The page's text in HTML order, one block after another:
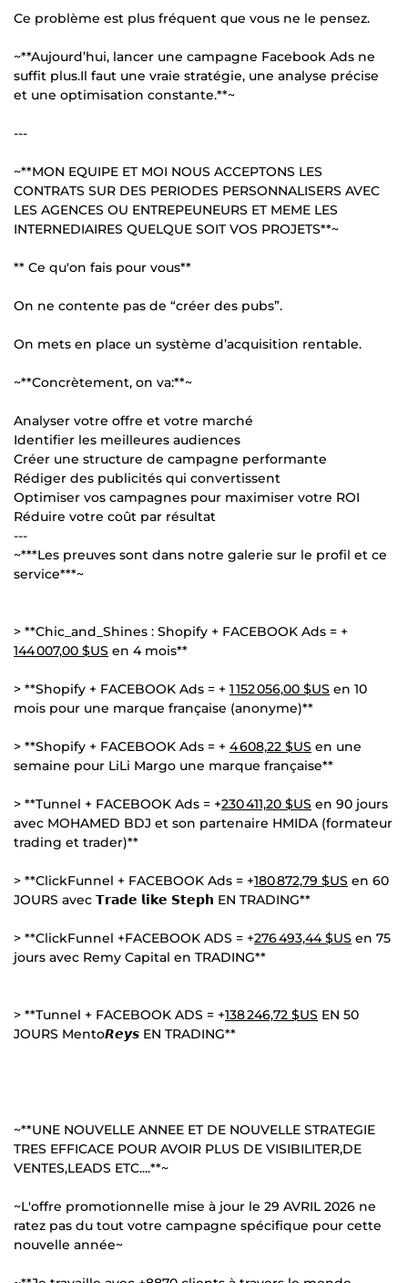
Ce problème est plus fréquent que vous ne le pensez.
~**Aujourd’hui, lancer une campagne Facebook Ads ne
suffit plus.Il faut une vraie stratégie, une analyse précise
et une optimisation constante.**~
---
~**MON EQUIPE ET MOI NOUS ACCEPTONS LES
CONTRATS SUR DES PERIODES PERSONNALISERS AVEC
LES AGENCES OU ENTREPEUNEURS ET MEME LES
INTERNEDIAIRES QUELQUE SOIT VOS PROJETS**~
** Ce qu'on fais pour vous**
On ne contente pas de “créer des pubs”.
On mets en place un système d’acquisition rentable.
~**Concrètement, on va:**~
Analyser votre offre et votre marché
Identifier les meilleures audiences
Créer une structure de campagne performante
Rédiger des publicités qui convertissent
Optimiser vos campagnes pour maximiser votre ROI
Réduire votre coût par résultat
---
~***Les preuves sont dans notre galerie sur le profil et ce
service***~
> **Chic_and_Shines : Shopify + FACEBOOK Ads = +
144 007,00 $US en 4 mois**
> **Shopify + FACEBOOK Ads = + 1 152 056,00 $US en 10
mois pour une marque française (anonyme)**
> **Shopify + FACEBOOK Ads = + 4 608,22 $US en une
semaine pour LiLi Margo une marque française**
> **Tunnel + FACEBOOK Ads = +230 411,20 $US en 90 jours
avec MOHAMED BDJ et son partenaire HMIDA (formateur
trading et trader)**
> **ClickFunnel + FACEBOOK Ads = +180 872,79 $US en 60
JOURS avec 𝗧𝗿𝗮𝗱𝗲 𝗹𝗶𝗸𝗲 𝗦𝘁𝗲𝗽𝗵 EN TRADING**
> **ClickFunnel +FACEBOOK ADS = +276 493,44 $US en 75
jours avec Remy Capital en TRADING**
> **Tunnel + FACEBOOK ADS = +138 246,72 $US EN 50
JOURS Mento𝙍𝙚𝙮𝙨 EN TRADING**
~**UNE NOUVELLE ANNEE ET DE NOUVELLE STRATEGIE
TRES EFFICACE POUR AVOIR PLUS DE VISIBILITER,DE
VENTES,LEADS ETC....**~
~L'offre promotionnelle mise à jour le 29 AVRIL 2026 ne
ratez pas du tout votre campagne spécifique pour cette
nouvelle année~